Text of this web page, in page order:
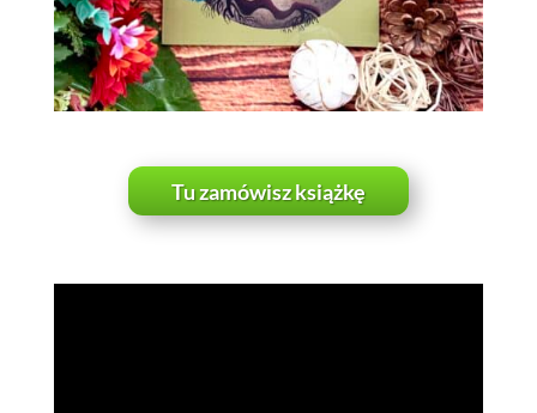
Tu zamówisz książkę